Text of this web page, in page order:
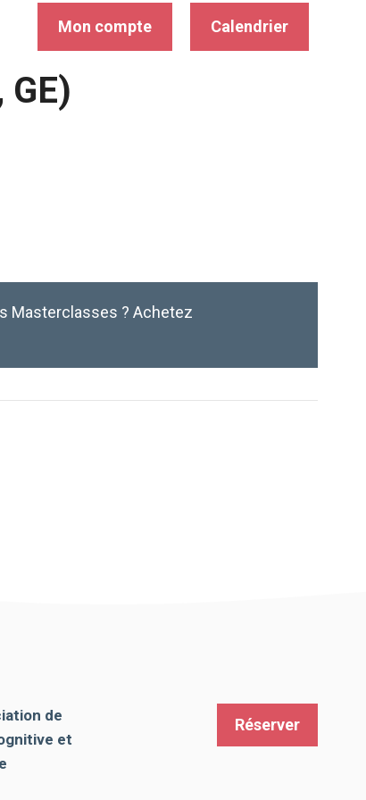
Mon compte Calendrier
Masterclasses ? Achetez
de
et
Réserver